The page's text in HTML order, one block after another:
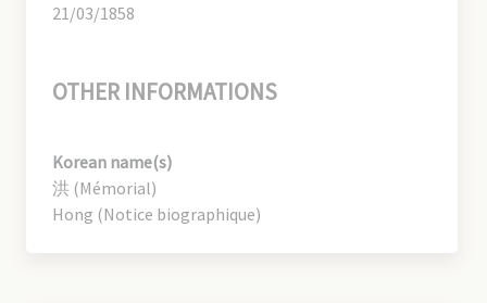
21/03/1858
OTHER INFORMATIONS
Korean name(s)
洪 (Mémorial)
Hong (Notice biographique)